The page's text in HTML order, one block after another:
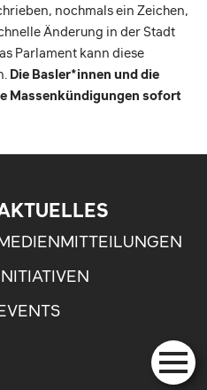
nochmals ein Zeichen,
Änderung in der Stadt
Parlament kann diese
Die Basler*innen und die
Massenkündigungen sofort